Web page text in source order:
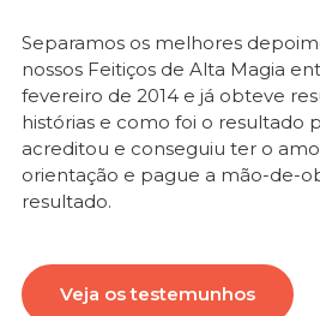
Separamos os melhores
nossos Feitiços de Alta Magia
fevereiro de 2014 e já obteve
histórias e como foi o resultado
acreditou e conseguiu ter o
orientação e pague a mão-de-
resultado.
Veja os testemunhos